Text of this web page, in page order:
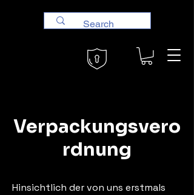
Verpackungsvero
rdnung
Hinsichtlich der von uns erstmals